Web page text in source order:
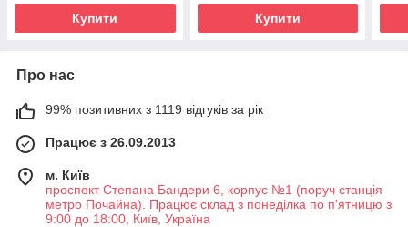
Купити Купити
Про нас
99% позитивних з 1119 відгуків за рік
Працює з 26.09.2013
м. Київ
проспект Степана Бандери 6, корпус №1 (поруч станція
метро Почайна). Працює склад з понеділка по п'ятницю з
9:00 до 18:00, Київ, Україна